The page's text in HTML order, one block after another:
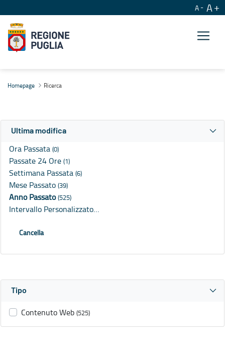
A A
Homepage Ricerca
Ultima modifica
Ora Passata (0)
Passate 24 Ore (1)
Settimana Passata (6)
Mese Passato (39)
Anno Passato(525)
Intervallo Personalizzato…
Cancella
Tipo
Contenuto Web (525)